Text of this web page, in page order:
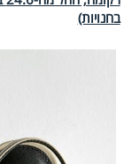
בחנויות)